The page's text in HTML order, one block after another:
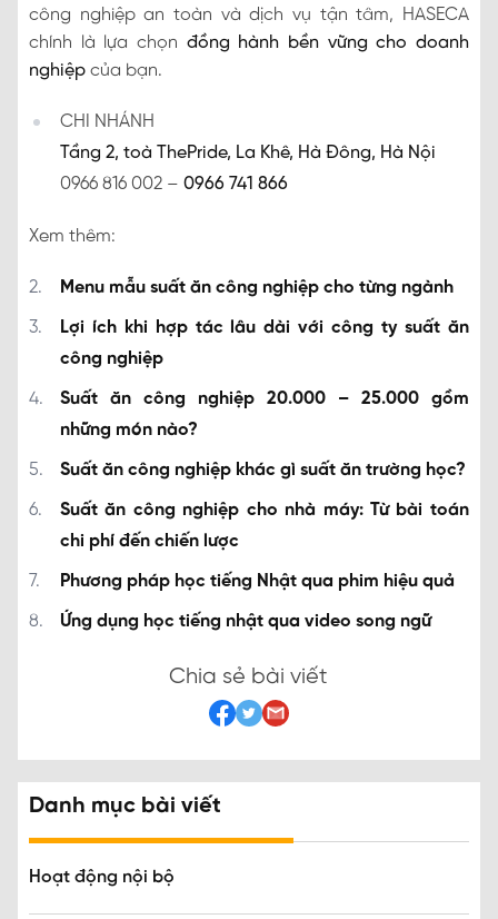
công nghiệp an toàn và dịch vụ tận tâm, HASECA
chính là lựa chọn đồng hành bền vững cho doanh
nghiệp của bạn.
CHI NHÁNH
Tầng 2, toà ThePride, La Khê, Hà Đông, Hà Nội
0966 816 002 – 0966 741 866
Xem thêm:
Menu mẫu suất ăn công nghiệp cho từng ngành
Lợi ích khi hợp tác lâu dài với công ty suất ăn
công nghiệp
Suất ăn công nghiệp 20.000 – 25.000 gồm
những món nào?
Suất ăn công nghiệp khác gì suất ăn trường học?
Suất ăn công nghiệp cho nhà máy: Từ bài toán
chi phí đến chiến lược
Phương pháp học tiếng Nhật qua phim hiệu quả
Ứng dụng học tiếng nhật qua video song ngữ
Chia sẻ bài viết
Danh mục bài viết
Hoạt động nội bộ